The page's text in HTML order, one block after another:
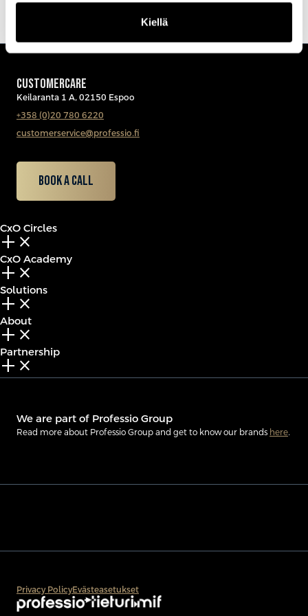
Kiellä
CUSTOMERCARE
Keilaranta 1 A, 02150 Espoo
+358 (0)20 780 6220
customerservice@professio.fi
Book a call
CxO Circles
add_2 close
CxO Academy
add_2 close
Solutions
add_2 close
About
add_2 close
Partnership
add_2 close
We are part of Professio Group
Read more about Professio Group and get to know our brands here.
Privacy PolicyEvästeasetukset